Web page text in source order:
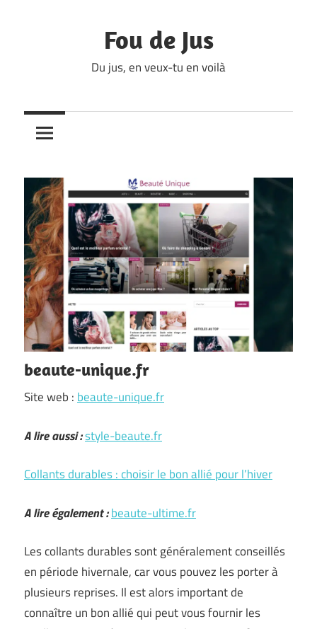
Fou de Jus
Du jus, en veux-tu en voilà
beaute-unique.fr
Site web : beaute-unique.fr
A lire aussi :style-beaute.fr
Collants durables : choisir le bon allié pour l’hiver
A lire également :beaute-ultime.fr
Les collants durables sont généralement conseillés
en période hivernale, car vous pouvez les porter à
plusieurs reprises. Il est alors important de
connaître un bon allié qui peut vous fournir les